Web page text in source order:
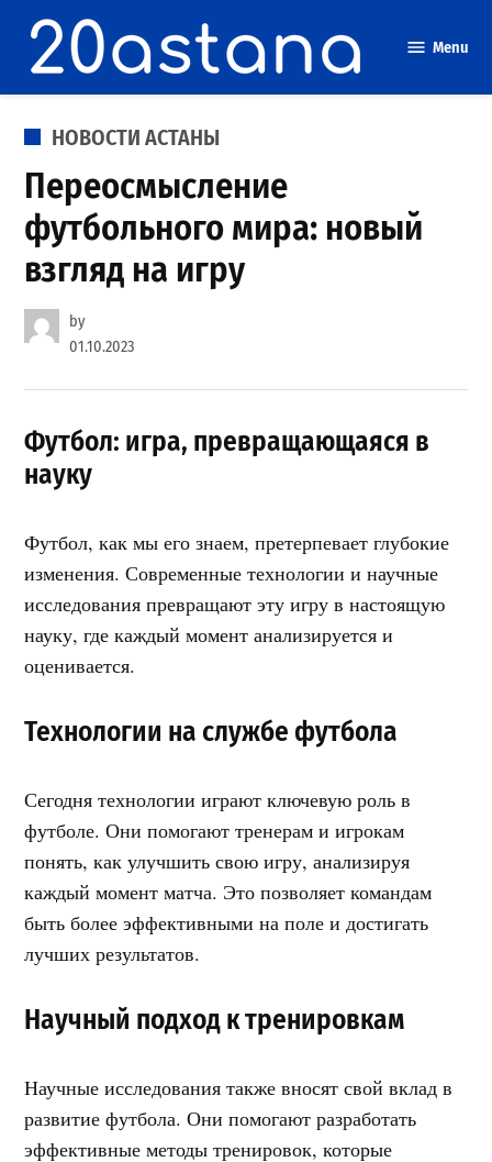
content
Menu
POSTED
НОВОСТИ АСТАНЫ
Переосмысление
футбольного мира: новый
взгляд на игру
by
01.10.2023
Футбол: игра, превращающаяся в
науку
Футбол, как мы его знаем, претерпевает глубокие
изменения. Современные технологии и научные
исследования превращают эту игру в настоящую
науку, где каждый момент анализируется и
оценивается.
Технологии на службе футбола
Сегодня технологии играют ключевую роль в
футболе. Они помогают тренерам и игрокам
понять, как улучшить свою игру, анализируя
каждый момент матча. Это позволяет командам
быть более эффективными на поле и достигать
лучших результатов.
Научный подход к тренировкам
Научные исследования также вносят свой вклад в
развитие футбола. Они помогают разработать
эффективные методы тренировок, которые